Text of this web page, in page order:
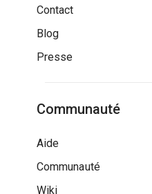
Contact
Blog
Presse
Communauté
Aide
Communauté
Wiki